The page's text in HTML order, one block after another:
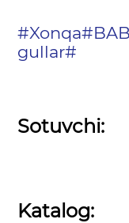
gullar#
Sotuvchi:
Katalog: